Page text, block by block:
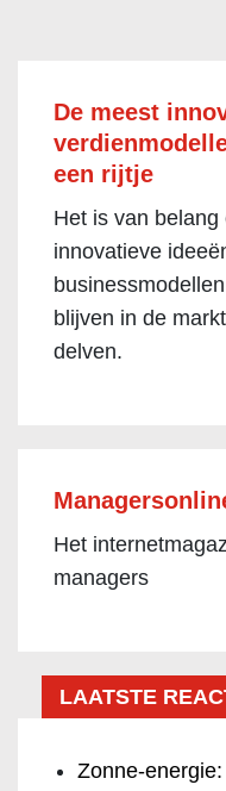
De meest
een rijtje
Het is van
innovatieve
blijven in de
delven.
Het
managers
LAATSTE
Zonne-